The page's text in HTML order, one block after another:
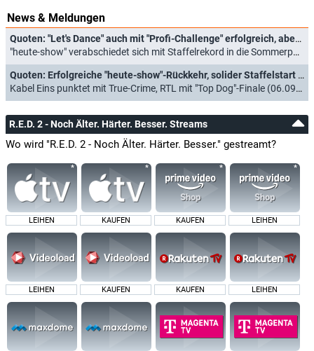
News & Meldungen
Quoten: "Let's Dance" auch mit "Profi-Challenge" erfolgreich, aber Fußballerinnen noch gefragter
"heute-show" verabschiedet sich mit Staffelrekord in die Sommerpause (06.06.2026)
Quoten: Erfolgreiche "heute-show"-Rückkehr, solider Staffelstart für "SchleFaZ"
Kabel Eins punktet mit True-Crime, RTL mit "Top Dog"-Finale (06.09.2025)
R.E.D. 2 - Noch Älter. Härter. Besser. Streams
Wo wird "R.E.D. 2 - Noch Älter. Härter. Besser." gestreamt?
LEIHEN KAUFEN KAUFEN LEIHEN
LEIHEN KAUFEN KAUFEN LEIHEN